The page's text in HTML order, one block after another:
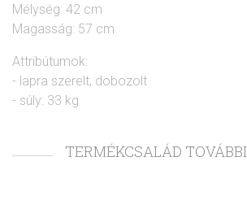
Mélység: 42 cm
Magasság: 57 cm
Attribútumok:
- lapra szerelt, dobozolt
- súly: 33 kg
TERMÉKCSALÁD